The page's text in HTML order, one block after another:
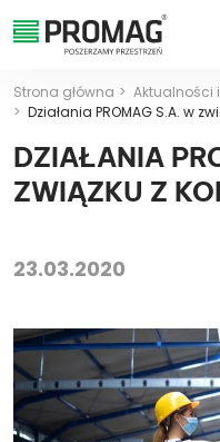
Strona główna
Aktualności
Działania PROMAG S.A. w
DZIAŁANIA
ZWIĄZKU Z
23.03.2020